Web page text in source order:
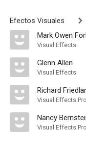
Efectos Visuales
Mark Owen
Visual Effects
Glenn Allen
Visual Effects
Richard
Nancy